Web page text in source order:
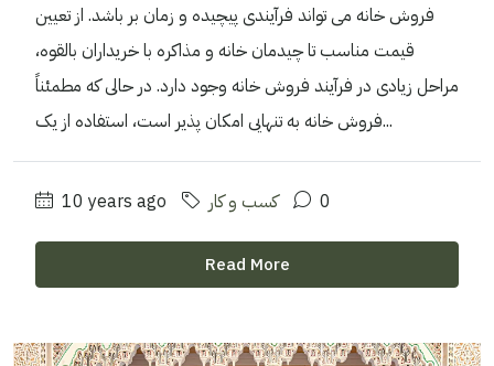
فروش خانه می تواند فرآیندی پیچیده و زمان بر باشد. از تعیین
قیمت مناسب تا چیدمان خانه و مذاکره با خریداران بالقوه،
مراحل زیادی در فرآیند فروش خانه وجود دارد. در حالی که مطمئناً
فروش خانه به تنهایی امکان پذیر است، استفاده از یک...
10 years ago کسب و کار 0
Read More